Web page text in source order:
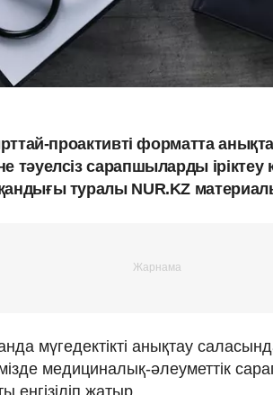
проактивті форматта
сарапшыларды іріктеу
туралы NUR.KZ
мүгедектікті анықтау
медициналық-әлеуметтік
енгізіліп жатыр.